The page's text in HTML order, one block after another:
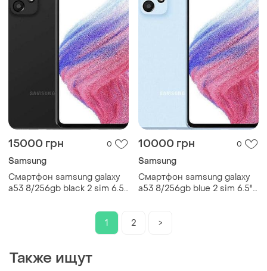
15000 грн 0
Samsung
Смартфон samsung galaxy
a53 8/256gb black 2 sim 6.5"
10000 грн 0
Samsung
Смартфон samsung galaxy
a53 8/256gb blue 2 sim 6.5"
1
2 >
Также ищут